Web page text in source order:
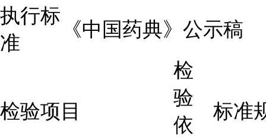
执行标
准
《中国药典》公示稿
检验项目
检
验
依
标准